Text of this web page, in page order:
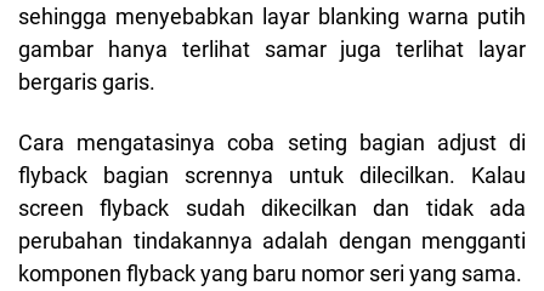
sehingga menyebabkan layar blanking warna putih
gambar hanya terlihat samar juga terlihat layar
bergaris garis.
Cara mengatasinya coba seting bagian adjust di
flyback bagian scrennya untuk dilecilkan. Kalau
screen flyback sudah dikecilkan dan tidak ada
perubahan tindakannya adalah dengan mengganti
komponen flyback yang baru nomor seri yang sama.